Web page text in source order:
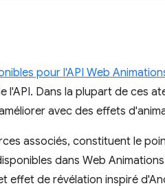
pour l'API Web
Dans la plupart de ces
avec des effets
associés, constituent le
dans Web
effet de révélation inspiré